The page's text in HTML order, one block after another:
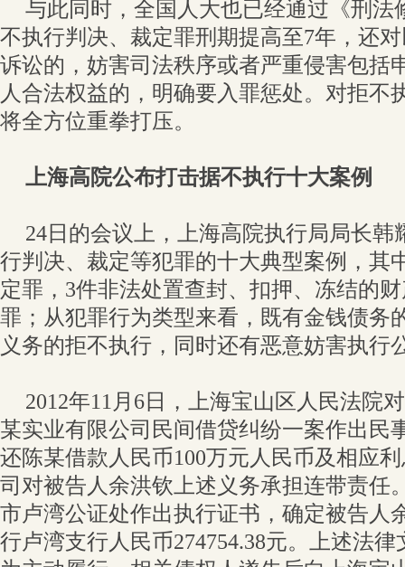
与此同时，全国人大也已经通过《刑法
不执行判决、裁定罪刑期提高至7年，还
诉讼的，妨害司法秩序或者严重侵害包括
人合法权益的，明确要入罪惩处。对拒不
将全方位重拳打压。
上海高院公布打击据不执行十大案例
24日的会议上，上海高院执行局局长韩
行判决、裁定等犯罪的十大典型案例，其
定罪，3件非法处置查封、扣押、冻结的
罪；从犯罪行为类型来看，既有金钱债务
义务的拒不执行，同时还有恶意妨害执行
2012年11月6日，上海宝山区人民法院
某实业有限公司民间借贷纠纷一案作出民
还陈某借款人民币100万元人民币及相应
司对被告人余洪钦上述义务承担连带责任
市卢湾公证处作出执行证书，确定被告人
行卢湾支行人民币274754.38元。上述法